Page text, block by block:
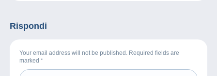
Rispondi
Your email address will not be published. Required fields are
marked *